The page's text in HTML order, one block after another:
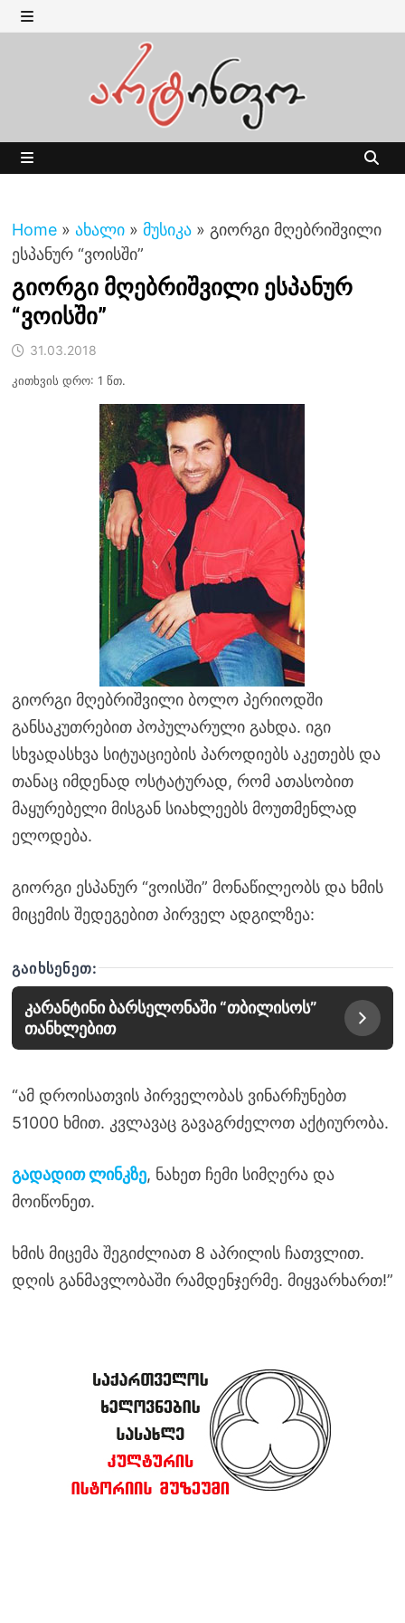
Skip
to MENU
Home » ახალი » მუსიკა » გიორგი მღებრიშვილი
ესპანურ “ვოისში”
გიორგი მღებრიშვილი ესპანურ
“ვოისში”
31.03.2018
კითხვის დრო: 1 წთ.
გიორგი მღებრიშვილი ბოლო პერიოდში
განსაკუთრებით პოპულარული გახდა. იგი
სხვადასხვა სიტუაციების პაროდიებს აკეთებს და
თანაც იმდენად ოსტატურად, რომ ათასობით
მაყურებელი მისგან სიახლეებს მოუთმენლად
ელოდება.
გიორგი ესპანურ “ვოისში” მონაწილეობს და ხმის
მიცემის შედეგებით პირველ ადგილზეა:
ᲒᲐᲘᲮᲡᲔᲜᲔᲗ:
კარანტინი ბარსელონაში “თბილისოს”
თანხლებით
“ამ დროისათვის პირველობას ვინარჩუნებთ
51000 ხმით. კვლავაც გავაგრძელოთ აქტიურობა.
გადადით ლინკზე, ნახეთ ჩემი სიმღერა და
მოიწონეთ.
ხმის მიცემა შეგიძლიათ 8 აპრილის ჩათვლით.
დღის განმავლობაში რამდენჯერმე. მიყვარხართ!”